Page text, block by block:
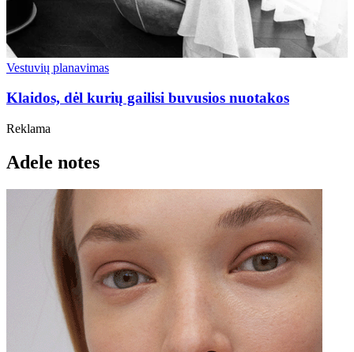
Vestuvių planavimas
Klaidos, dėl kurių gailisi buvusios nuotakos
Reklama
Adele notes